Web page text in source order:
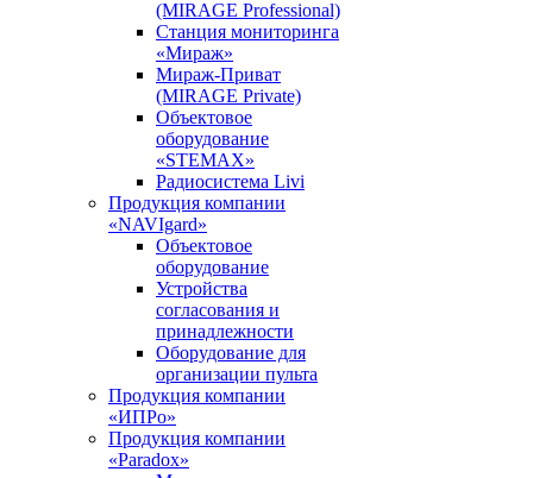
(MIRAGE Professional)
Станция мониторинга
«Мираж»
Мираж-Приват
(MIRAGE Private)
Объектовое
оборудование
«STEMAX»
Радиосистема Livi
Продукция компании
«NAVIgard»
Объектовое
оборудование
Устройства
согласования и
принадлежности
Оборудование для
организации пульта
Продукция компании
«ИПРо»
Продукция компании
«Paradox»